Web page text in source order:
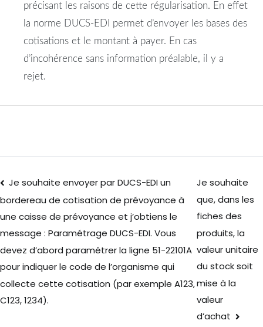
précisant les raisons de cette régularisation. En effet
la norme DUCS-EDI permet d’envoyer les bases des
cotisations et le montant à payer. En cas
d’incohérence sans information préalable, il y a
rejet.
Je souhaite envoyer par DUCS-EDI un
bordereau de cotisation de prévoyance à
une caisse de prévoyance et j’obtiens le
message : Paramétrage DUCS-EDI. Vous
devez d’abord paramétrer la ligne 51-22101A
pour indiquer le code de l’organisme qui
collecte cette cotisation (par exemple A123,
C123, 1234).
Je souhaite
que, dans les
fiches des
produits, la
valeur unitaire
du stock soit
mise à la
valeur
d’achat